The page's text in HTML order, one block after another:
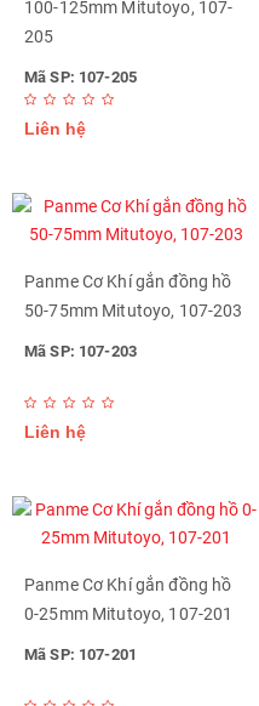
100-125mm Mitutoyo, 107-
205
Mã SP: 107-205
Liên hệ
Panme Cơ Khí gắn đồng hồ
50-75mm Mitutoyo, 107-203
Mã SP: 107-203
Liên hệ
Panme Cơ Khí gắn đồng hồ
0-25mm Mitutoyo, 107-201
Mã SP: 107-201